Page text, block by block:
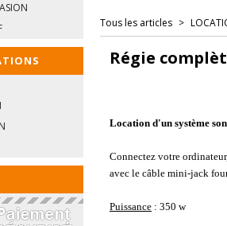
Tous les articles >
Régie
Location d'un système
Connectez votre
avec le câble mini-jack
Puissance : 350 w